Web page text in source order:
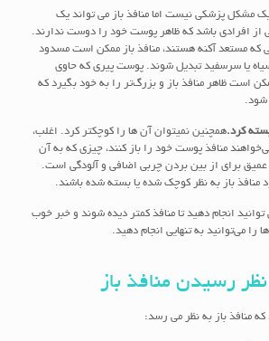
مشکل پزشکی نیست اما منافذ باز می تواند یک
از افرادی باشد که ظاهر پوست خود را دوست ندارند.
که مستعد آکنه هستند، منافذ باز ممکن است مسدود
یا سرسفید تبدیل شوند. پوست پیری که حاوی
است ظاهر منافذ باز و بزرگ‌تر را به خود بگیرد که
شود.
کرد.همچنین نمیتوان آن ها را کوچکتر کرد. اغلب،
منافذ پوست خود را باز کنند، چیزی که به آن
عمیق برای از بین بردن چربی اضافی و آلودگی است.
باز به نظر کوچک شده یا بسته شده باشند.
انجام دهید تا منافذ کمتر دیده شوند و خبر خوب
را می‌توانید به تنهایی انجام دهید.
رسیدن منافذ باز
منافذ باز به نظر می رسد: